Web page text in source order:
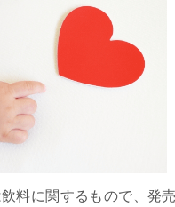
料に関するもので、発